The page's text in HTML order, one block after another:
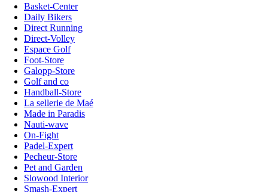
Basket-Center
Daily Bikers
Direct Running
Direct-Volley
Espace Golf
Foot-Store
Galopp-Store
Golf and co
Handball-Store
La sellerie de Maé
Made in Paradis
Nauti-wave
On-Fight
Padel-Expert
Pecheur-Store
Pet and Garden
Slowood Interior
Smash-Expert